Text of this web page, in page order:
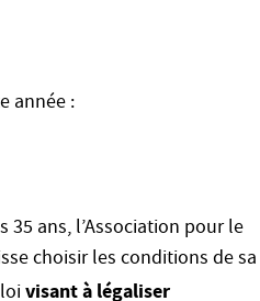
année :
35 ans, l’Association pour le
choisir les conditions de sa
visant à légaliser